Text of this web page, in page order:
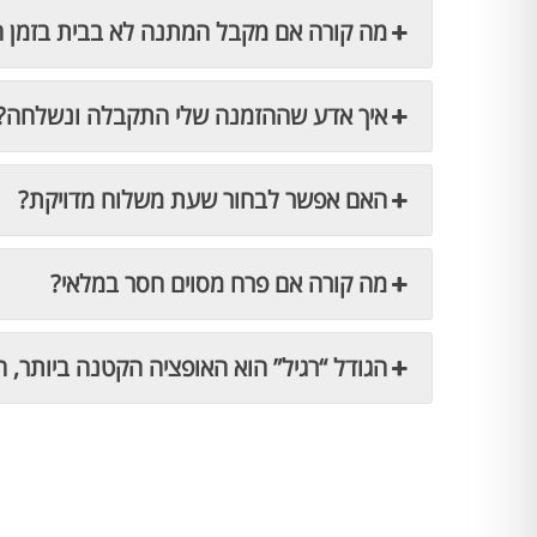
מה קורה אם מקבל המתנה לא בבית בזמן
איך אדע שההזמנה שלי התקבלה
האם אפשר לבחור שעת משלוח מדויקת?
מה קורה אם פרח מסוים חסר במלאי?
הגודל “רגיל” הוא האופציה הקטנה ביותר,